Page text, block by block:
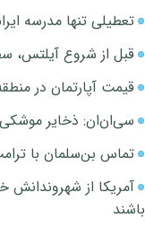
تعطیلی تنها مدرسه
قبل از شروع آیلتس،
قیمت آپارتمان در منطقه 22 تهران چقدر
سی‌ان‌ان: ذخایر
تماس بن‌سلمان با
آمریکا از شهروندانش
باشند